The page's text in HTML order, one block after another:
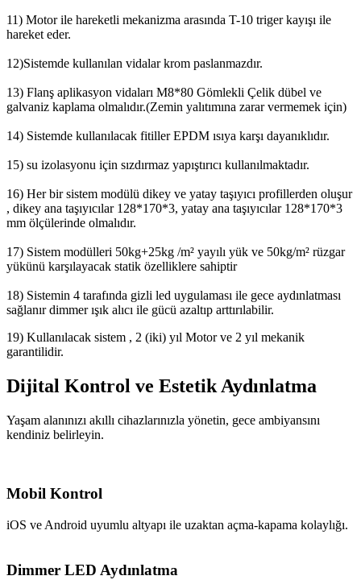
11) Motor ile hareketli mekanizma arasında T-10 triger kayışı ile
hareket eder.
12)Sistemde kullanılan vidalar krom paslanmazdır.
13) Flanş aplikasyon vidaları M8*80 Gömlekli Çelik dübel ve
galvaniz kaplama olmalıdır.(Zemin yalıtımına zarar vermemek için)
14) Sistemde kullanılacak fitiller EPDM ısıya karşı dayanıklıdır.
15) su izolasyonu için sızdırmaz yapıştırıcı kullanılmaktadır.
16) Her bir sistem modülü dikey ve yatay taşıyıcı profillerden oluşur
, dikey ana taşıyıcılar 128*170*3, yatay ana taşıyıcılar 128*170*3
mm ölçülerinde olmalıdır.
17) Sistem modülleri 50kg+25kg /m² yayılı yük ve 50kg/m² rüzgar
yükünü karşılayacak statik özelliklere sahiptir
18) Sistemin 4 tarafında gizli led uygulaması ile gece aydınlatması
sağlanır dimmer ışık alıcı ile gücü azaltıp arttırılabilir.
19) Kullanılacak sistem , 2 (iki) yıl Motor ve 2 yıl mekanik
garantilidir.
Dijital Kontrol ve Estetik Aydınlatma
Yaşam alanınızı akıllı cihazlarınızla yönetin, gece ambiyansını
kendiniz belirleyin.
Mobil Kontrol
iOS ve Android uyumlu altyapı ile uzaktan açma-kapama kolaylığı.
Dimmer LED Aydınlatma